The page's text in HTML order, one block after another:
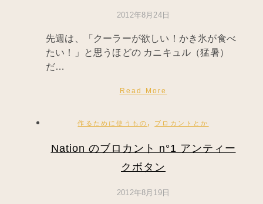
2012年8月24日
先週は、「クーラーが欲しい！かき氷が食べ
たい！」と思うほどの カニキュル（猛暑）
だ…
Read More
作るために使うもの , ブロカントとか
Nation のブロカント n°1 アンティー
クボタン
2012年8月19日